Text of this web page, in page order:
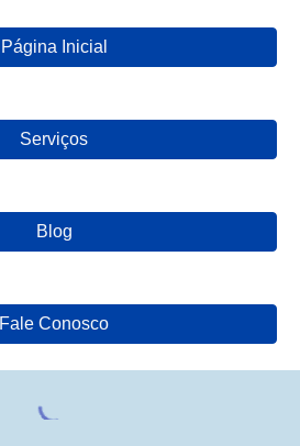
Página Inicial
Serviços
Blog
Fale Conosco